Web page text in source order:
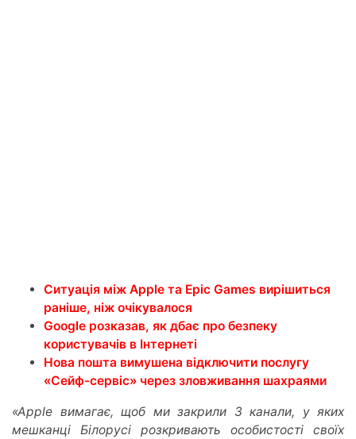
Ситуація між Apple та Epic Games вирішиться
раніше, ніж очікувалося
Google розказав, як дбає про безпеку
користувачів в Інтернеті
Нова пошта вимушена відключити послугу
«Сейф-сервіс» через зловживання шахраями
«Apple вимагає, щоб ми закрили 3 канали, у яких
мешканці Білорусі розкривають особистості своїх